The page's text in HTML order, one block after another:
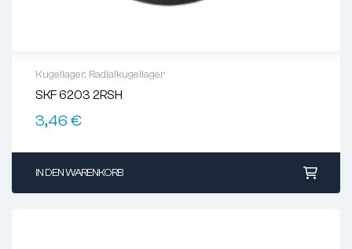
Kugellager, Radialkugellager
SKF 6203 2RSH
3,46 €
IN DEN WARENKORB